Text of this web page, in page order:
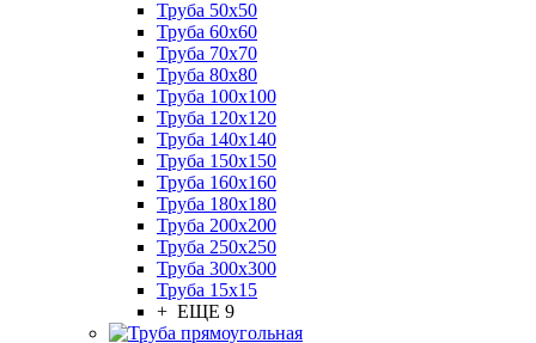
Труба 50x50
Труба 60x60
Труба 70x70
Труба 80x80
Труба 100x100
Труба 120x120
Труба 140x140
Труба 150x150
Труба 160x160
Труба 180x180
Труба 200x200
Труба 250x250
Труба 300x300
Труба 15x15
+ ЕЩЕ 9